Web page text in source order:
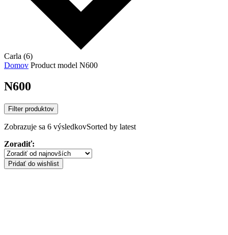
Carla (6)
Domov Product model N600
N600
Filter produktov
Zobrazuje sa 6 výsledkovSorted by latest
Zoradiť:
Pridať do wishlist